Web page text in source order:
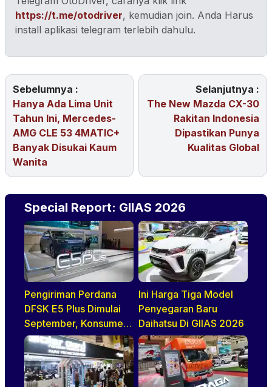
https://t.me/otodriver, kemudian join. Anda Harus
install aplikasi telegram terlebih dahulu.
Sebelumnya :
Hanya Ada Lima Unit
Tahun Ini, Mercedes-
AMG CLE 53 4MATIC+
Banyak Disukai Kaum
Wanita
Selanjutnya :
The New Mazda CX-30
Rakitan Indonesia
Dipastikan Punya
Kualitas Global
Special Report: GIIAS 2026
Pengiriman Perdana
DFSK E5 Plus Dimulai
September, Konsumen
Diajak Tur Pabrik
Ini Harga Tiga Model
Penyegaran Baru
Daihatsu Di GIIAS 2026